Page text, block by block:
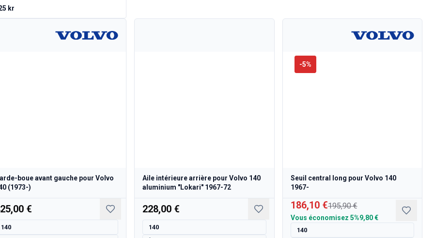
kr
boue avant gauche pour Volvo
(1973-)
€
140
Aile intérieure arrière pour Volvo 140
aluminium "Lokari" 1967-72
228,00 €
140
-5%
Seuil central long pour Volvo 140
1967-
186,10 €195,90 €
Vous économisez 5%9,80 €
140